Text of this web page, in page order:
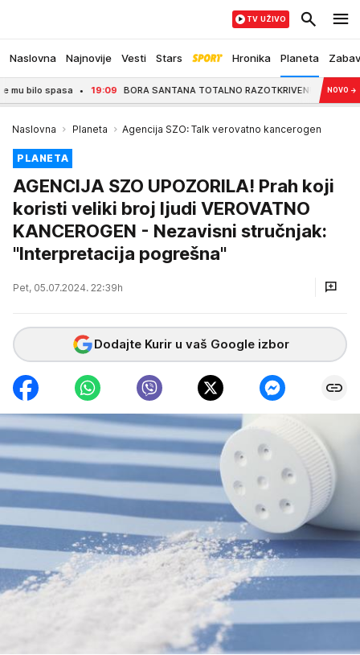
Naslovna Najnovije Vesti Stars Hronika Planeta
TV UŽIVO
spasa 19:09 BORA SANTANA TOTALNO RAZOTKRIVEN! OtkrivenoNOVO →
Naslovna Planeta Agencija SZO: Talk verovatno kancerogen
PLANETA
AGENCIJA SZO UPOZORILA! Prah koji
koristi veliki broj ljudi VEROVATNO
KANCEROGEN - Nezavisni stručnjak:
"Interpretacija pogrešna"
Pet, 05.07.2024. 22:39h
Dodajte Kurir u vaš Google izbor